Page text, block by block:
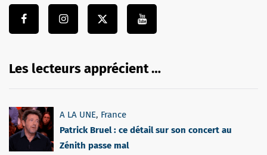
Les lecteurs apprécient …
A LA UNE, France
Patrick Bruel : ce détail sur son concert au
Zénith passe mal